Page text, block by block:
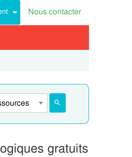
Nous contacter
gratuits